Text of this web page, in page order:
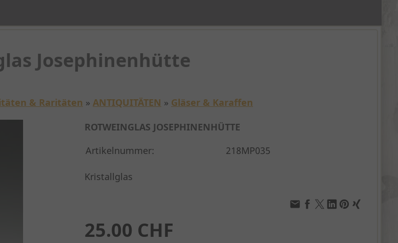
Josephinenhütte
& Raritäten » ANTIQUITÄTEN » Gläser & Karaffen
ROTWEINGLAS JOSEPHINENHÜTTE
Artikelnummer:
218MP035
Kristallglas
25.00 CHF